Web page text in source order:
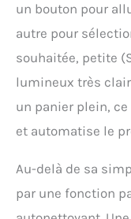
un bouton pour
autre pour
souhaitée, petite
lumineux très
un panier plein,
et automatise le
Au-delà de sa
par une fonction